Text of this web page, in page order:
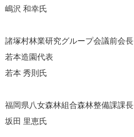
嶋沢 和幸氏
諸塚村林業研究グループ会議前会長
若本造園代表
若本 秀則氏
福岡県八女森林組合森林整備課課長
坂田 里恵氏